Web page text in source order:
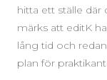
hitta ett ställe där
märks att editK
lång tid och
plan för